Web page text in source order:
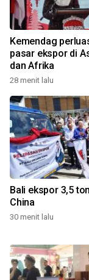
Kemendag
pasar ekspor di
dan Afrika
28 menit lalu
Bali ekspor 3,5
China
30 menit lalu